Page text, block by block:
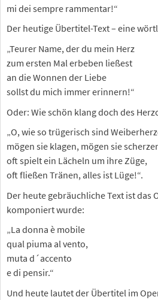
mi dei sempre rammentar!“
Der heutige Übertitel-Text – eine
„Teurer Name, der du mein Herz
zum ersten Mal erbeben ließest
an die Wonnen der Liebe
sollst du mich immer erinnern!“
Oder: Wie schön klang doch des
„O, wie so trügerisch sind
mögen sie klagen, mögen sie
oft spielt ein Lächeln um ihre Züge,
oft fließen Tränen, alles ist Lüge!“.
Der heute gebräuchliche Text ist das
komponiert wurde:
„La donna è mobile
qual piuma al vento,
muta d´accento
e di pensir.“
Und heute lautet der Übertitel im